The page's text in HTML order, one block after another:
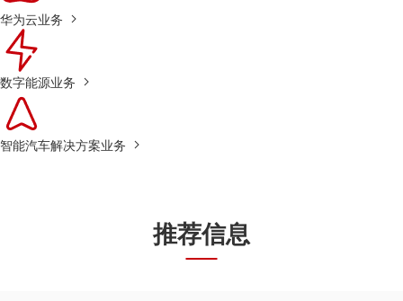
华为云业务
数字能源业务
智能汽车解决方案业务
推荐信息